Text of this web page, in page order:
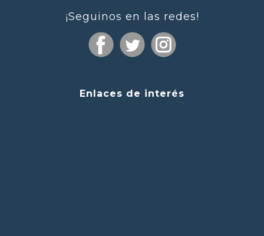
¡Seguinos en las redes!
Enlaces de interés